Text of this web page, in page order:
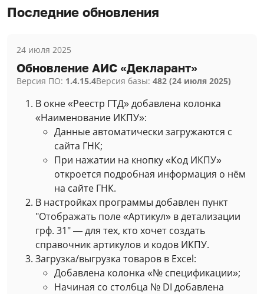
Последние обновления
24 июля 2025
Обновление АИС «Декларант»
Версия ПО: 1.4.15.4Версия базы: 482 (24 июля 2025)
В окне «Реестр ГТД» добавлена колонка
«Наименование ИКПУ»:
Данные автоматически загружаются с
сайта ГНК;
При нажатии на кнопку «Код ИКПУ»
откроется подробная информация о нём
на сайте ГНК.
В настройках программы добавлен пункт
"Отображать поле «Артикул» в детализации
грф. 31" — для тех, кто хочет создать
справочник артикулов и кодов ИКПУ.
Загрузка/выгрузка товаров в Excel:
Добавлена колонка «№ спецификации»;
Начиная со столбца № DI добавлена